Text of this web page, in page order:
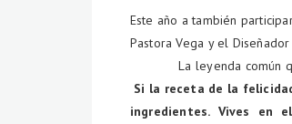
Este año a también
Pastora Vega y el
La leyenda común
Si la receta de la
ingredientes. Vives en